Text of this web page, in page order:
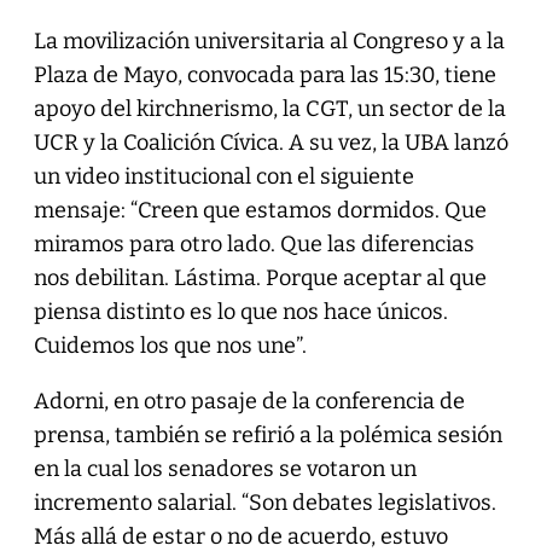
La movilización universitaria al Congreso y a la
Plaza de Mayo, convocada para las 15:30, tiene
apoyo del kirchnerismo, la CGT, un sector de la
UCR y la Coalición Cívica. A su vez, la UBA lanzó
un video institucional con el siguiente
mensaje: “Creen que estamos dormidos. Que
miramos para otro lado. Que las diferencias
nos debilitan. Lástima. Porque aceptar al que
piensa distinto es lo que nos hace únicos.
Cuidemos los que nos une”.
Adorni, en otro pasaje de la conferencia de
prensa, también se refirió a la polémica sesión
en la cual los senadores se votaron un
incremento salarial. “Son debates legislativos.
Más allá de estar o no de acuerdo, estuvo